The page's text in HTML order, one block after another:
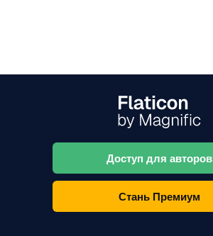
Доступ для авторов
Стань Премиум